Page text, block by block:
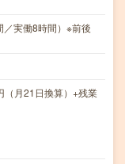
実働8時間）※前後
月21日換算）+残業